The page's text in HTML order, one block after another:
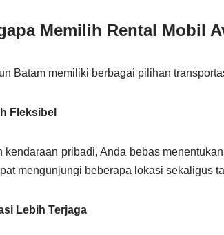
Memilih Rental Mobil
Batam memiliki berbagai pilihan
Fleksibel
kendaraan pribadi, Anda bebas
mengunjungi beberapa lokasi sekaligus
Lebih Terjaga